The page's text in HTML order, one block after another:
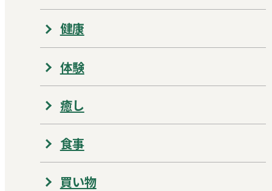
健康
体験
癒し
食事
買い物